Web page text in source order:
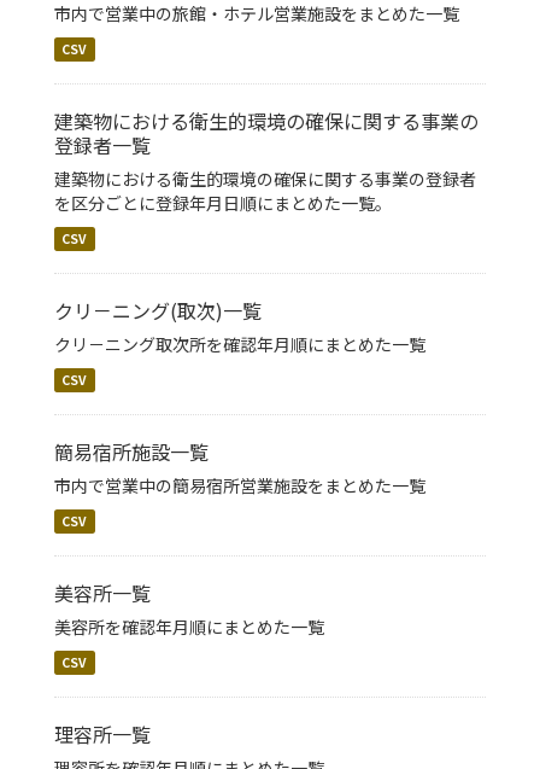
市内で営業中の旅館・ホテル営業施設をまとめた一覧
CSV
建築物における衛生的環境の確保に関する事業の
登録者一覧
建築物における衛生的環境の確保に関する事業の登録者
を区分ごとに登録年月日順にまとめた一覧。
CSV
クリ－ニング(取次)一覧
クリ－ニング取次所を確認年月順にまとめた一覧
CSV
簡易宿所施設一覧
市内で営業中の簡易宿所営業施設をまとめた一覧
CSV
美容所一覧
美容所を確認年月順にまとめた一覧
CSV
理容所一覧